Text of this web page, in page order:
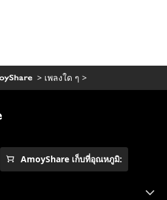
> เพลงใด ๆ >
AmoyShare เก็บที่อุณหภูมิ: